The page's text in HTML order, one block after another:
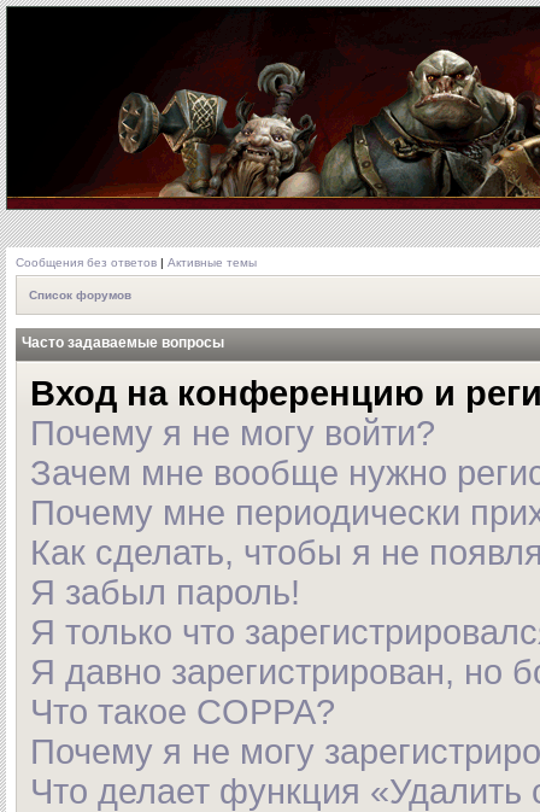
Сообщения без ответов | Активные темы
Список форумов
Часто задаваемые вопросы
Вход на конференцию и
Почему я не могу войти?
Зачем мне вообще нужно
Почему мне периодически
Как сделать, чтобы я не
Я забыл пароль!
Я только что
Я давно зарегистрирован, но
Что такое COPPA?
Почему я не могу
Что делает функция